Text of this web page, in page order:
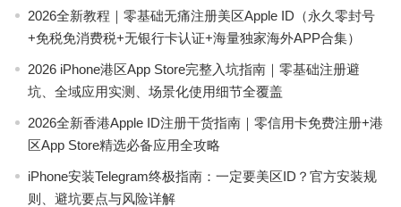
2026全新教程｜零基础无痛注册美区Apple ID（永久零封号
+免税免消费税+无银行卡认证+海量独家海外APP合集）
2026 iPhone港区App Store完整入坑指南｜零基础注册避
坑、全域应用实测、场景化使用细节全覆盖
2026全新香港Apple ID注册干货指南｜零信用卡免费注册+港
区App Store精选必备应用全攻略
iPhone安装Telegram终极指南：一定要美区ID？官方安装规
则、避坑要点与风险详解